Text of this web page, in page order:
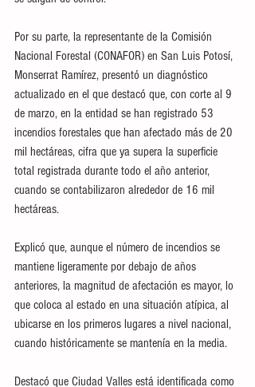
Por su parte, la representante de la Comisión
Nacional Forestal (CONAFOR) en San Luis Potosí,
Monserrat Ramírez, presentó un diagnóstico
actualizado en el que destacó que, con corte al 9
de marzo, en la entidad se han registrado 53
incendios forestales que han afectado más de 20
mil hectáreas, cifra que ya supera la superficie
total registrada durante todo el año anterior,
cuando se contabilizaron alrededor de 16 mil
hectáreas.
Explicó que, aunque el número de incendios se
mantiene ligeramente por debajo de años
anteriores, la magnitud de afectación es mayor, lo
que coloca al estado en una situación atípica, al
ubicarse en los primeros lugares a nivel nacional,
cuando históricamente se mantenía en la media.
Destacó que Ciudad Valles está identificada como